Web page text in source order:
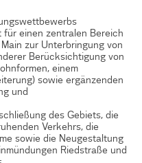
einen zentralen Bereich
zur Unterbringung von
Berücksichtigung von
einem
sowie ergänzenden
und
des Gebiets, die
Verkehrs, die
sowie die Neugestaltung
Riedstraße und